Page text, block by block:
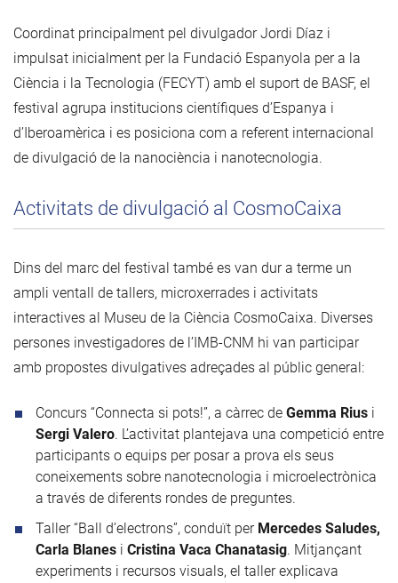
Coordinat principalment pel divulgador Jordi Díaz i
impulsat inicialment per la Fundació Espanyola per a la
Ciència i la Tecnologia (FECYT) amb el suport de BASF, el
festival agrupa institucions científiques d’Espanya i
d’Iberoamèrica i es posiciona com a referent internacional
de divulgació de la nanociència i nanotecnologia.
Activitats de divulgació al CosmoCaixa
Dins del marc del festival també es van dur a terme un
ampli ventall de tallers, microxerrades i activitats
interactives al Museu de la Ciència CosmoCaixa. Diverses
persones investigadores de l’IMB-CNM hi van participar
amb propostes divulgatives adreçades al públic general:
Concurs “Connecta si pots!”, a càrrec de Gemma Rius i
Sergi Valero. L’activitat plantejava una competició entre
participants o equips per posar a prova els seus
coneixements sobre nanotecnologia i microelectrònica
a través de diferents rondes de preguntes.
Taller “Ball d’electrons”, conduït per Mercedes Saludes,
Carla Blanes i Cristina Vaca Chanatasig. Mitjançant
experiments i recursos visuals, el taller explicava